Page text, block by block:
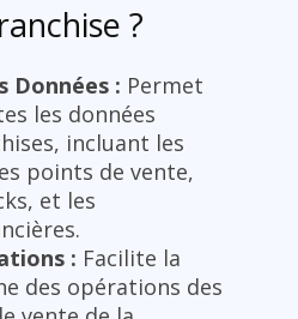
?
Données : Permet
les données
incluant les
points de vente,
et les
: Facilite la
des opérations des